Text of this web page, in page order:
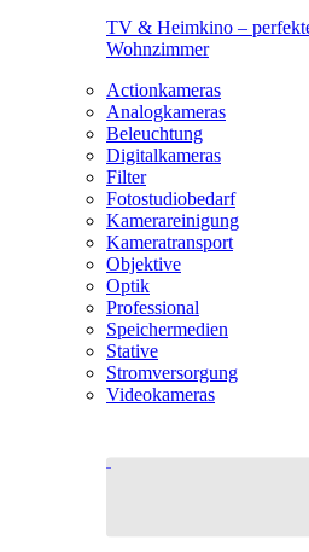
TV & Heimkino –
Wohnzimmer
Actionkameras
Analogkameras
Beleuchtung
Digitalkameras
Filter
Fotostudiobedarf
Kamerareinigung
Kameratransport
Objektive
Optik
Professional
Speichermedien
Stative
Stromversorgung
Videokameras